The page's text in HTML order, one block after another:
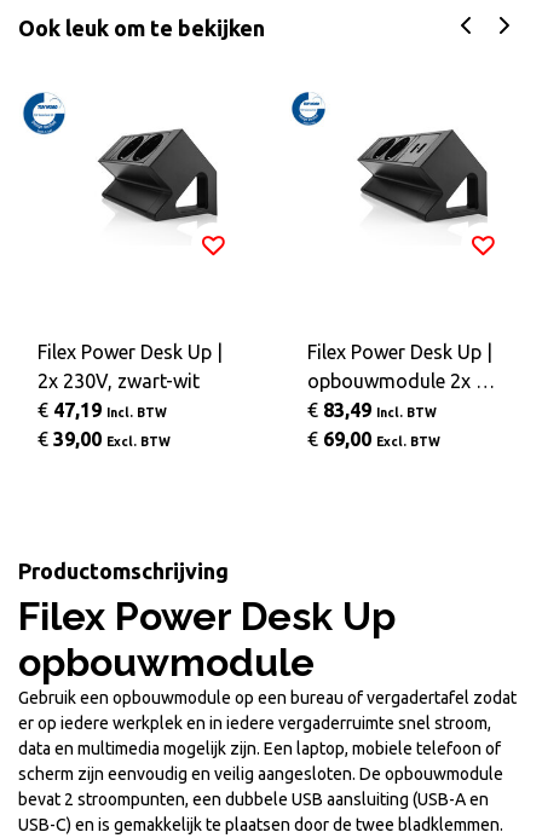
Ook leuk om te bekijken
Filex Power Desk Up |
2x 230V, zwart-wit
€ 47,19 Incl. BTW
€ 39,00 Excl. BTW
Filex Power Desk Up |
opbouwmodule 2x 23
0V 2x USB Charge, zw
art-wit
€ 83,49 Incl. BTW
€ 69,00 Excl. BTW
Productomschrijving
Filex Power Desk Up
opbouwmodule
Gebruik een opbouwmodule op een bureau of vergadertafel zodat
er op iedere werkplek en in iedere vergaderruimte snel stroom,
data en multimedia mogelijk zijn. Een laptop, mobiele telefoon of
scherm zijn eenvoudig en veilig aangesloten. De opbouwmodule
bevat 2 stroompunten, een dubbele USB aansluiting (USB-A en
USB-C) en is gemakkelijk te plaatsen door de twee bladklemmen.